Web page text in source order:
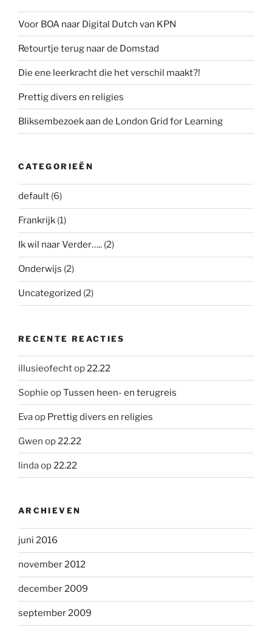
Voor BOA naar Digital Dutch van KPN
Retourtje terug naar de Domstad
Die ene leerkracht die het verschil maakt?!
Prettig divers en religies
Bliksembezoek aan de London Grid for Learning
CATEGORIEËN
default (6)
Frankrijk (1)
Ik wil naar Verder….. (2)
Onderwijs (2)
Uncategorized (2)
RECENTE REACTIES
illusieofechtop22.22
Sophie opTussen heen- en terugreis
Evaop Prettig divers en religies
Gwen op22.22
lindaop22.22
ARCHIEVEN
juni 2016
november 2012
december 2009
september 2009